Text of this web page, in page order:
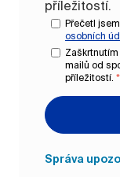
příležitostí.
Přečetl
osobních
mailů od
příležitostí. *
Správa